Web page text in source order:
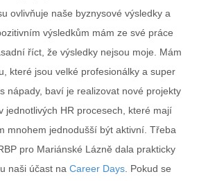
ovlivňuje naše byznysové výsledky a
výsledkům mám ze své práce
říct, že výsledky nejsou moje. Mám
které jsou velké profesionálky a super
nápady, baví je realizovat nové projekty
jednotlivých HR procesech, které mají
mnohem jednodušší být aktivní. Třeba
pro Mariánské Lázně dala prakticky
naši účast na Career Days . Pokud se